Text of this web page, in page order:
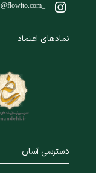
@flowito.com_
نمادهای اعتماد
دسترسی آسان